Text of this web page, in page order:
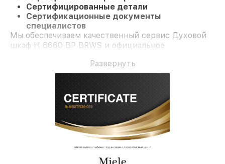
Сертифицированные детали
Сертификационные документы
специалистов
Мы обеспечиваем качественный сервис Духовой
шкаф H 6660 BP BRWS и официальное
Развернуть